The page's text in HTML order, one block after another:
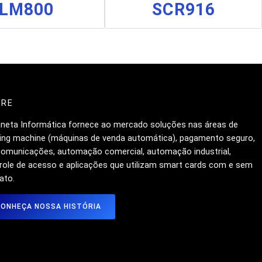
SCR916
Informática fornece ao mercado soluções nas áreas de
machine (máquinas de venda automática), pagamento seguro,
automação comercial, automação industrial,
de acesso e aplicações que utilizam smart cards com e sem
NOSSA HISTÓRIA